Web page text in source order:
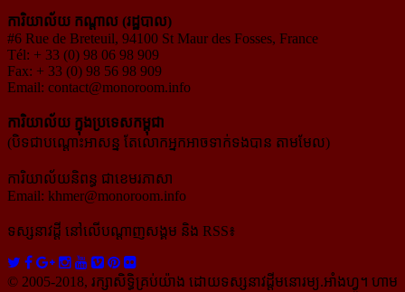
ការិយាល័យ កណ្ដាល (រដ្ឋបាល)
#6 Rue de Breteuil, 94100 St Maur des Fosses, France
Tél: + 33 (0) 98 06 98 909
Fax: + 33 (0) 98 56 98 909
Email: contact@monoroom.info
ការិយាល័យ ក្នុង​ប្រទេស​កម្ពុជា
(បិទជាបណ្ដោះអាសន្ន តែលោកអ្នកអាចទាក់ទងបាន តាមមែល)
ការិយាល័យនិពន្ធ ជាខេមរភាសា
Email: khmer@monoroom.info
ទស្សនាវដ្ដី​ នៅលើបណ្ដាញសង្គម និង RSS៖
© 2005-2018, រក្សាសិទ្ធិគ្រប់យ៉ាង ដោយទស្សនាវដ្ដី​មនោរម្យ.អាំងហ្វូ។ ហាម​